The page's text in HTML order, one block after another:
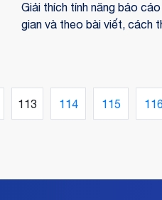
Giải thích tính năng báo
gian và theo bài viết, cách
113 114 115 116